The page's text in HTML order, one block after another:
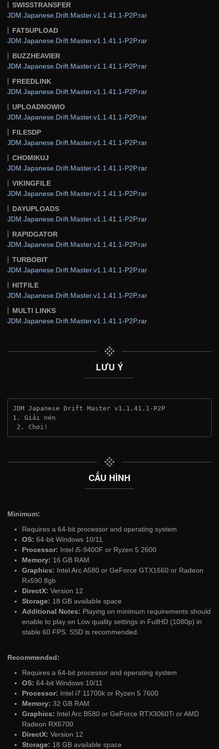
SWISSTRANSFER
JDM.Japanese.Drift.Master.v1.1.41.1-P2P.rar
FATSUPLOAD
JDM.Japanese.Drift.Master.v1.1.41.1-P2P.rar
BUZZHEAVIER
JDM.Japanese.Drift.Master.v1.1.41.1-P2P.rar
FREEDLINK
JDM.Japanese.Drift.Master.v1.1.41.1-P2P.rar
UPLOADNOWIO
JDM.Japanese.Drift.Master.v1.1.41.1-P2P.rar
FILESDP
JDM.Japanese.Drift.Master.v1.1.41.1-P2P.rar
CHOMIKUJ
JDM.Japanese.Drift.Master.v1.1.41.1-P2P.rar
VIKINGFILE
JDM.Japanese.Drift.Master.v1.1.41.1-P2P.rar
DAYUPLOADS
JDM.Japanese.Drift.Master.v1.1.41.1-P2P.rar
RAPIDGATOR
JDM.Japanese.Drift.Master.v1.1.41.1-P2P.rar
TURBOBIT
JDM.Japanese.Drift.Master.v1.1.41.1-P2P.rar
HITFILE
JDM.Japanese.Drift.Master.v1.1.41.1-P2P.rar
MULTI LINKS
JDM.Japanese.Drift.Master.v1.1.41.1-P2P.rar
LƯU Ý
JDM Japanese Drift Master v1.1.41.1-P2P
1. Giải nén
2. Chơi!
CẤU HÌNH
Minimum:
Requires a 64-bit processor and operating system
OS: 64-bit Windows 10/11
Processor: Intel i5-9400F or Ryzen 5 2600
Memory: 16 GB RAM
Graphics: Intel Arc A580 or GeForce GTX1660 or Radeon
Rx590 8gb
DirectX: Version 12
Storage: 18 GB available space
Additional Notes: Playing on minimum requirements should
enable to play on Low quality settings in FullHD (1080p) in
stable 60 FPS. SSD is recommended.
Recommended:
Requires a 64-bit processor and operating system
OS: 64-bit Windows 10/11
Processor: Intel i7 11700k or Ryzen 5 7600
Memory: 32 GB RAM
Graphics: Intel Arc B580 or GeForce RTX3060Ti or AMD
Radeon RX6700
DirectX: Version 12
Storage: 18 GB available space